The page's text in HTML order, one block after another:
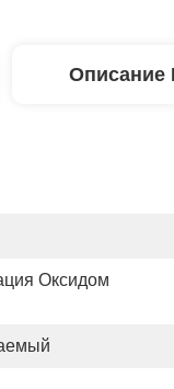
Описание
Оксидом